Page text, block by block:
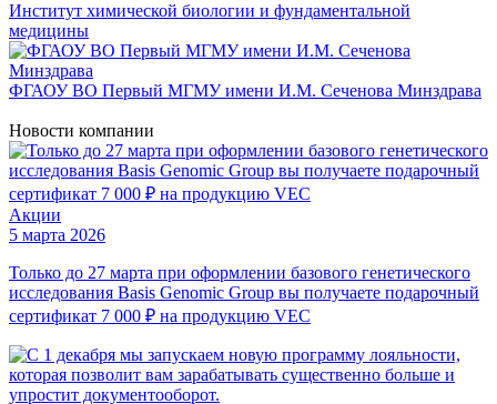
Институт химической биологии и фундаментальной
медицины
ФГАОУ ВО Первый МГМУ имени И.М. Сеченова Минздрава
Новости компании
Акции
5 марта 2026
Только до 27 марта при оформлении базового генетического
исследования Basis Genomic Group вы получаете подарочный
сертификат 7 000 ₽ на продукцию VEC